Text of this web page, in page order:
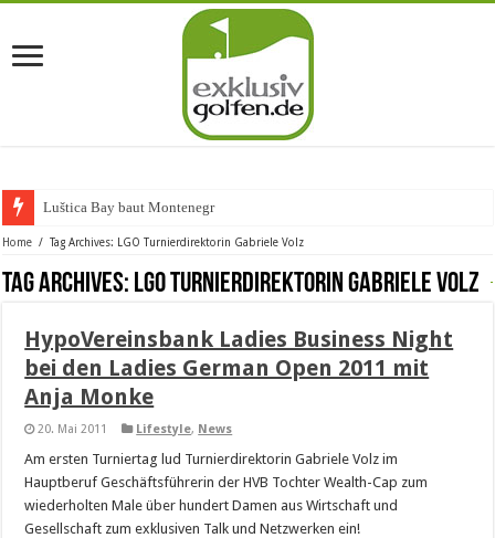
Luštica Bay baut Montenegros e
Home / Tag Archives: LGO Turnierdirektorin Gabriele Volz
Tag Archives: LGO Turnierdirektorin Gabriele Volz
HypoVereinsbank Ladies Business Night
bei den Ladies German Open 2011 mit
Anja Monke
20. Mai 2011 Lifestyle, News
Am ersten Turniertag lud Turnierdirektorin Gabriele Volz im
Hauptberuf Geschäftsführerin der HVB Tochter Wealth-Cap zum
wiederholten Male über hundert Damen aus Wirtschaft und
Gesellschaft zum exklusiven Talk und Netzwerken ein!